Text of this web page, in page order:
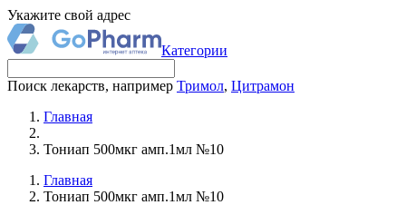
Укажите свой адрес
Категории
Поиск лекарств, например Тримол, Цитрамон
Главная
Тониап 500мкг амп.1мл №10
Главная
Тониап 500мкг амп.1мл №10